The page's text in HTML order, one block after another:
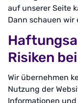
auf unserer Seite
Dann schauen wir
Risiken
Wir übernehmen
Nutzung der
Informationen